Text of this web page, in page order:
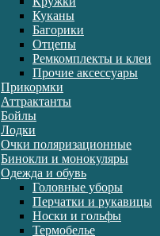
Куканы
Багорики
Отцепы
Ремкомплекты и клеи
Прочие аксессуары
Прикормки
Аттрактанты
Бойлы
Лодки
Очки поляризационные
Бинокли и монокуляры
Одежда и обувь
Головные уборы
Перчатки и рукавицы
Носки и гольфы
Термобелье